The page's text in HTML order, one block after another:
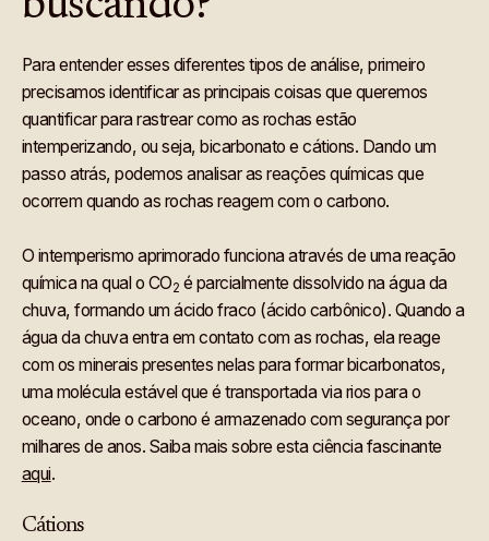
Para entender esses diferentes tipos de análise, primeiro
precisamos identificar as principais coisas que queremos
quantificar para rastrear como as rochas estão
intemperizando, ou seja, bicarbonato e cátions. Dando um
passo atrás, podemos analisar as reações químicas que
ocorrem quando as rochas reagem com o carbono.
O intemperismo aprimorado funciona através de uma reação
química na qual o CO2 é parcialmente dissolvido na água da
chuva, formando um ácido fraco (ácido carbônico). Quando a
água da chuva entra em contato com as rochas, ela reage
com os minerais presentes nelas para formar bicarbonatos,
uma molécula estável que é transportada via rios para o
oceano, onde o carbono é armazenado com segurança por
milhares de anos. Saiba mais sobre esta ciência fascinante
aqui.
Cátions